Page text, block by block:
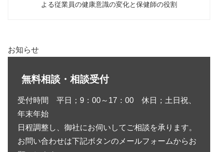
よる従業員の健康意識の変化と保健師の役割
お知らせ
無料相談・相談受付
受付時間 平日；9：00～17：00 休日；土日祝、
年末年始
日程調整し、御社にお伺いしてご相談を承ります。
お問い合わせは下記ボタンのメールフォームからお